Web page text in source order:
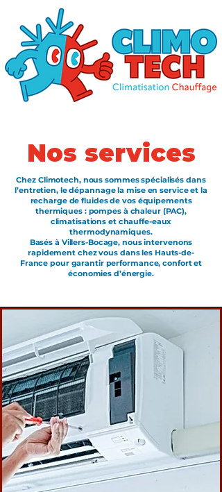
Nos services
Chez Climotech, nous sommes spécialisés dans
l’entretien, ledépannagelamise en serviceet la
recharge de fluidesde vos équipements
thermiques : pompes à chaleur (PAC),
climatisations et chauffe-eaux
thermodynamiques.
Basés à Villers-Bocage, nous intervenons
rapidement chez vous dans les Hauts-de-
Francepour garantir performance, confort et
économies d’énergie.